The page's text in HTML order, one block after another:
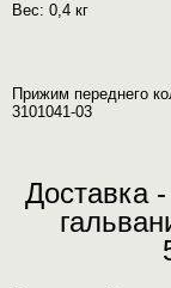
Вес: 0,4 кг
Прижим переднего
3101041-03
Доставка